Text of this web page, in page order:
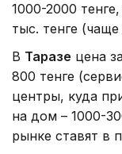
1000-2000
тыс. тенге
В Таразе цена
800 тенге
центры, куда
на дом – 1000-
рынке ставят в